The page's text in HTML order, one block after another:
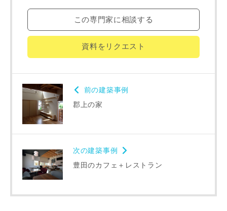
この専門家に相談する
資料をリクエスト
前の建築事例
郡上の家
次の建築事例
豊田のカフェ＋レストラン
市区町村
番地、建物名
建築予定地